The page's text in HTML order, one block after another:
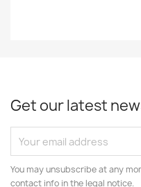
Get our latest
You may unsubscribe at any
contact info in the legal notice.